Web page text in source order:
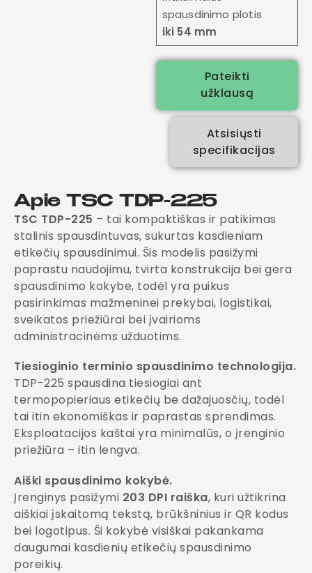
spausdinimo plotis
iki 54 mm
Pateikti
užklausą
Atsisiųsti
specifikacijas
Apie TSC TDP-225
TSC TDP-225 – tai kompaktiškas ir patikimas
stalinis spausdintuvas, sukurtas kasdieniam
etikečių spausdinimui. Šis modelis pasižymi
paprastu naudojimu, tvirta konstrukcija bei gera
spausdinimo kokybe, todėl yra puikus
pasirinkimas mažmeninei prekybai, logistikai,
sveikatos priežiūrai bei įvairioms
administracinėms užduotims.
Tiesioginio terminio spausdinimo technologija.
TDP-225 spausdina tiesiogiai ant
termopopieriaus etikečių be dažajuosčių, todėl
tai itin ekonomiškas ir paprastas sprendimas.
Eksploatacijos kaštai yra minimalūs, o įrenginio
priežiūra – itin lengva.
Aiški spausdinimo kokybė.
Įrenginys pasižymi 203 DPI raiška, kuri užtikrina
aiškiai įskaitomą tekstą, brūkšninius ir QR kodus
bei logotipus. Ši kokybė visiškai pakankama
daugumai kasdienių etikečių spausdinimo
poreikių.